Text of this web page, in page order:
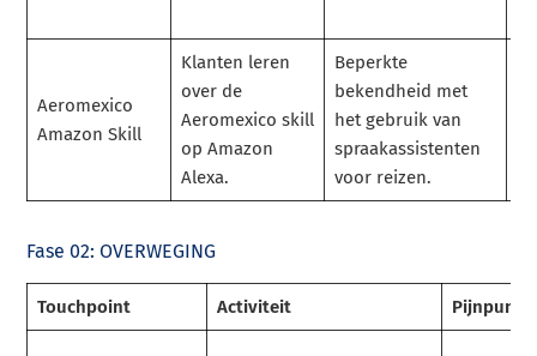
Aeromexico
Amazon Skill
Klanten leren
over de
Aeromexico skill
op Amazon
Alexa.
Beperkte
bekendheid met
het gebruik van
spraakassistenten
voor reizen.
Fase 02: OVERWEGING
Touchpoint Activiteit Pijnpunt